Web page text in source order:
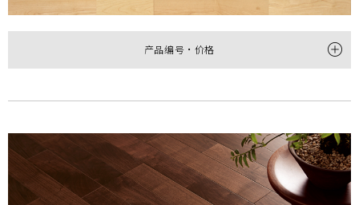
产品编号・价格
尺寸 (厚×宽×长㎜)
每梱包装数
12×145×1,818
12枚(約1坪＝3.16㎡)装
12×303×1,818
6枚(1坪＝3.3㎡)装